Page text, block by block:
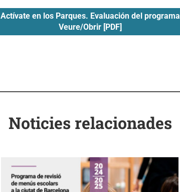
Actívate en los Parques. Evaluación del programa
Veure/Obrir [PDF]
Noticies relacionades